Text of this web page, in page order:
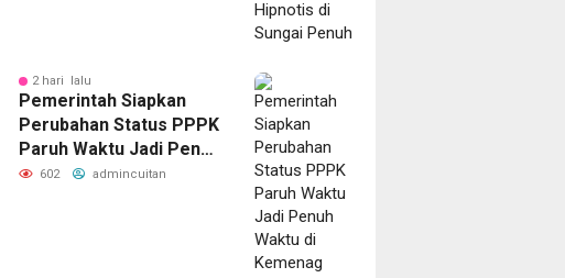
Brigadir EWS
68 admincuitan
11 jam lalu
Senyum Bahagia Siswa
Terima Sepatu Baru dari
Kapolres Kerinci
105
2 hari lalu
Pemerintah Siapkan
Perubahan Status PPPK
Paruh Waktu Jadi Penuh
Waktu di Kemenag
602 admincuitan